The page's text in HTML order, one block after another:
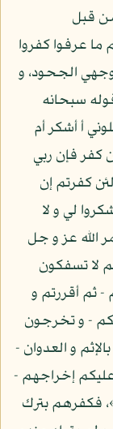
قبل
عرفوا كفروا
وجهي الجحود، و
سبحانه
أ أشكر أم
كفر فإن ربي
كفرتم إن
لي و لا
الله عز و جل
لا تسفكون
ثم أقررتم و
- و تخرجون
و العدوان -
إخراجهم -
فكفرهم بترك